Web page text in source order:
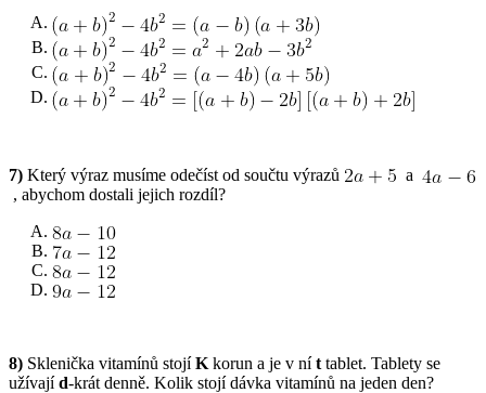
7) Který výraz musíme odečíst od součtu výrazů
a
, abychom dostali jejich rozdíl?
8) Sklenička vitamínů stojíK korun a je v nít tablet. Tablety se
užívajíd-krát denně. Kolik stojí dávka vitamínů na jeden den?